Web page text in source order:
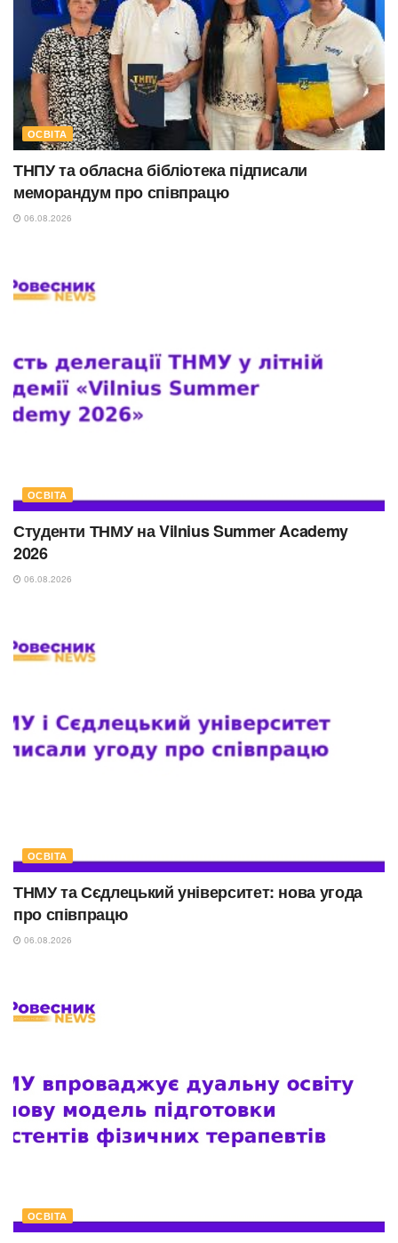
ОСВІТА
ТНПУ та обласна бібліотека підписали
меморандум про співпрацю
06.08.2026
ОСВІТА
Студенти ТНМУ на Vilnius Summer Academy
2026
06.08.2026
ОСВІТА
ТНМУ та Сєдлецький університет: нова угода
про співпрацю
06.08.2026
ОСВІТА